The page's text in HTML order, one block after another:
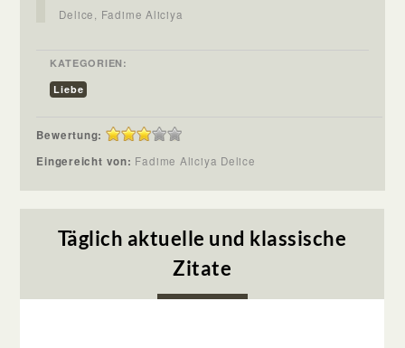
Delice, Fadime Aliciya
KATEGORIEN:
Liebe
Bewertung:
Eingereicht von: Fadime Aliciya Delice